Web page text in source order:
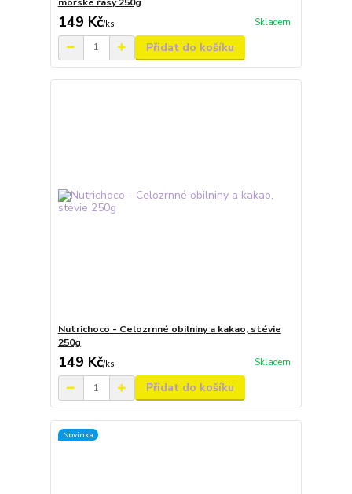
149 Kč/ks Skladem
Přidat do košíku
Nutrichoco - Celozrnné obilniny a kakao, stévie
250g
149 Kč/ks Skladem
Přidat do košíku
Novinka